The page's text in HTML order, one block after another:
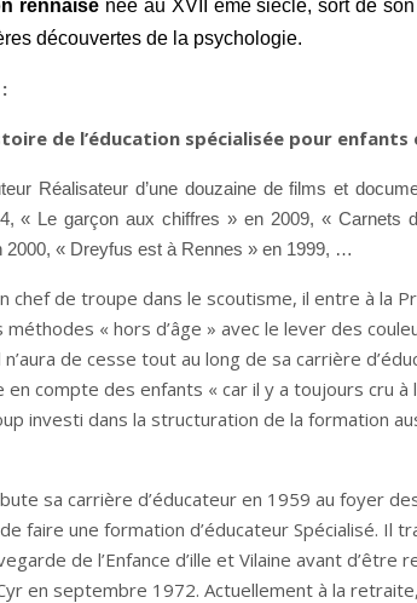
rennaisenée au XVII ème siècle, sort de
découvertes de la psychologie.
de l’éducation spécialisée pour enfants
Réalisateur d’une douzaine de films et
« Le garçon aux chiffres » en 2009, « Carnets
2000, « Dreyfus est à Rennes » en 1999, …
chef de troupe dans le scoutisme, il entre à la
« hors d’âge » avec le lever des
de cesse tout au long de sa carrière
en compte des enfants « car il y a toujours cru
investi dans la structuration de la formation
sa carrière d’éducateur en 1959 au foyer
faire une formation d’éducateur Spécialisé. Il
de l’Enfance d’ille et Vilaine avant
en septembre 1972. Actuellement à la